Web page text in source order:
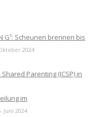
G¹: Scheunen brennen bis
2024
Parenting (ICSP) in
im
Juni 2024